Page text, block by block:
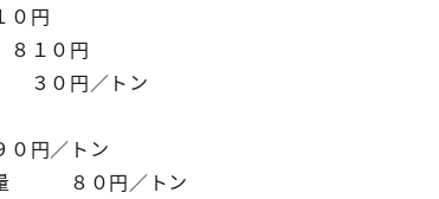
円
１０円
０円／トン
円／トン
量 ８０円／トン